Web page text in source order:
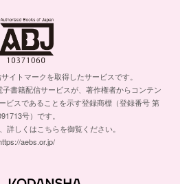
イトマークを取得したサービスです。
書籍配信サービスが、著作権者からコンテン
ビスであることを示す登録商標（登録番号 第
号）です。
詳しくはこちらを御覧ください。
aebs.or.jp/